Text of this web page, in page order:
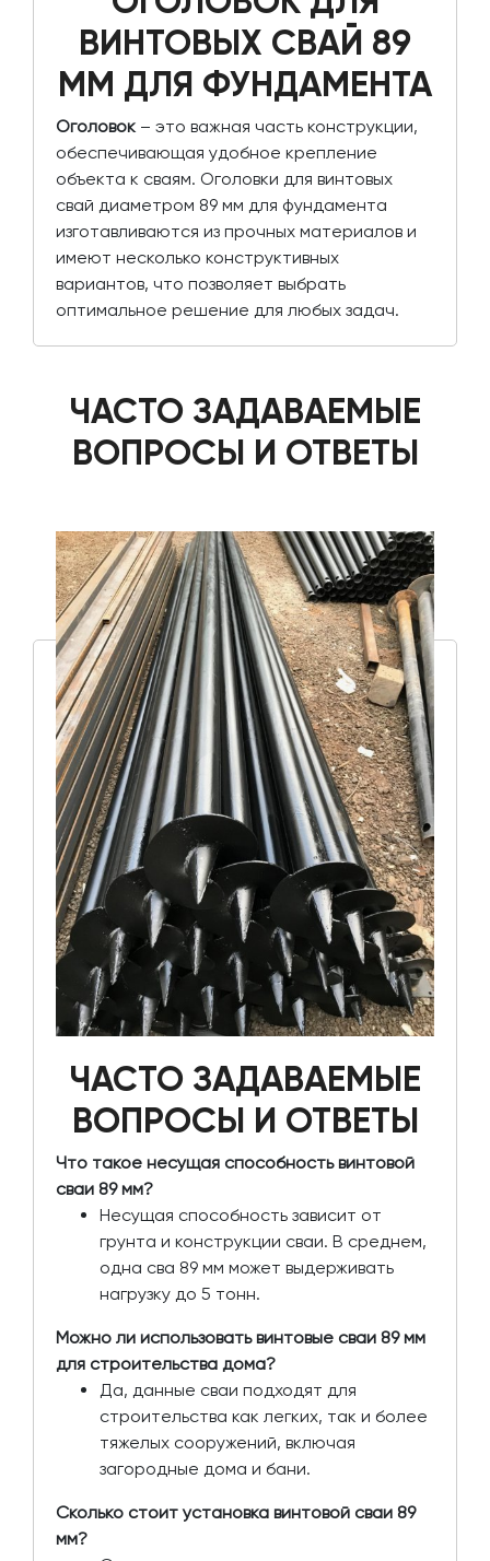
ВИНТОВЫХ СВАЙ 89
ММ ДЛЯ ФУНДАМЕНТА
Оголовок– это важная часть конструкции,
обеспечивающая удобное крепление
объекта к сваям. Оголовки для винтовых
свай диаметром 89 мм для фундамента
изготавливаются из прочных материалов и
имеют несколько конструктивных
вариантов, что позволяет выбрать
оптимальное решение для любых задач.
ЧАСТО ЗАДАВАЕМЫЕ
ВОПРОСЫ И ОТВЕТЫ
ЧАСТО ЗАДАВАЕМЫЕ
ВОПРОСЫ И ОТВЕТЫ
Что такое несущая способность винтовой
сваи 89 мм?
Несущая способность зависит от
грунта и конструкции сваи. В среднем,
одна сва 89 мм может выдерживать
нагрузку до 5 тонн.
Можно ли использовать винтовые сваи 89 мм
для строительства дома?
Да, данные сваи подходят для
строительства как легких, так и более
тяжелых сооружений, включая
загородные дома и бани.
Сколько стоит установка винтовой сваи 89
мм?